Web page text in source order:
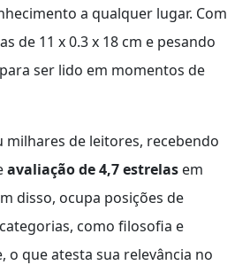
a qualquer lugar. Com
de 11 x 0.3 x 18 cm e pesando
ser lido em momentos de
milhares de leitores, recebendo
avaliação de 4,7 estrelas em
disso, ocupa posições de
como filosofia e
o que atesta sua relevância no